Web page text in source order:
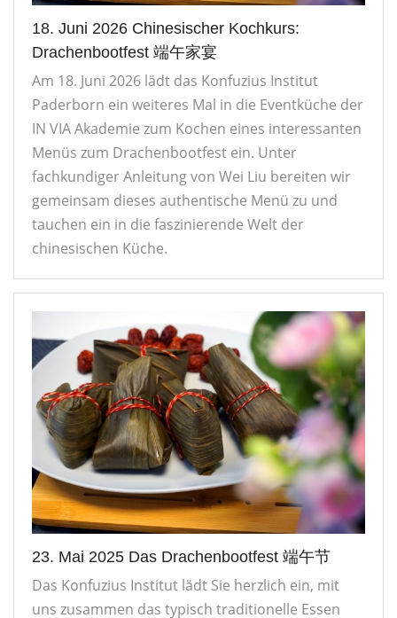
18. Juni 2026 Chinesischer Kochkurs:
Drachenbootfest 端午家宴
Am 18. Juni 2026 lädt das Konfuzius Institut
Paderborn ein weiteres Mal in die Eventküche der
IN VIA Akademie zum Kochen eines interessanten
Menüs zum Drachenbootfest ein. Unter
fachkundiger Anleitung von Wei Liu bereiten wir
gemeinsam dieses authentische Menü zu und
tauchen ein in die faszinierende Welt der
chinesischen Küche.
23. Mai 2025 Das Drachenbootfest 端午节
Das Konfuzius Institut lädt Sie herzlich ein, mit
uns zusammen das typisch traditionelle Essen